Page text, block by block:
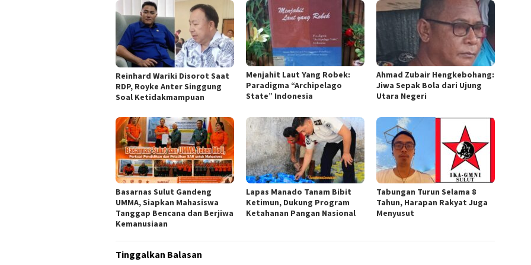
Reinhard Wariki Disorot Saat
RDP, Royke Anter Singgung
Soal Ketidakmampuan
Menjahit Laut Yang Robek:
Paradigma “Archipelago
State” Indonesia
Ahmad Zubair Hengkebohang:
Jiwa Sepak Bola dari Ujung
Utara Negeri
Basarnas Sulut Gandeng
UMMA, Siapkan Mahasiswa
Tanggap Bencana dan Berjiwa
Kemanusiaan
Lapas Manado Tanam Bibit
Ketimun, Dukung Program
Ketahanan Pangan Nasional
Tabungan Turun Selama 8
Tahun, Harapan Rakyat Juga
Menyusut
Tinggalkan Balasan